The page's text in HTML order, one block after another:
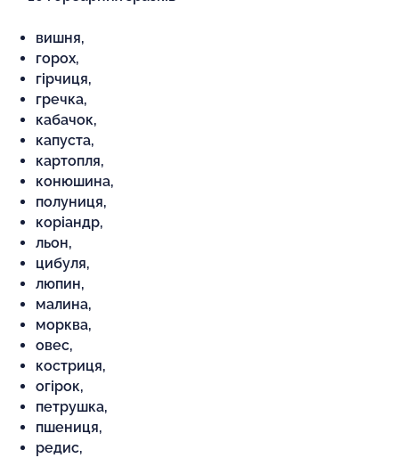
вишня,
горох,
гірчиця,
гречка,
кабачок,
капуста,
картопля,
конюшина,
полуниця,
коріандр,
льон,
цибуля,
люпин,
малина,
морква,
овес,
костриця,
огірок,
петрушка,
пшениця,
редис,